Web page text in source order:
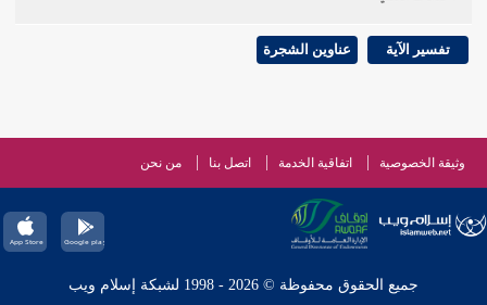
تفسير الآية عناوين الشجرة
وثيقة الخصوصية اتفاقية الخدمة اتصل بنا من نحن
جميع الحقوق محفوظة © 2026 - 1998 لشبكة إسلام ويب